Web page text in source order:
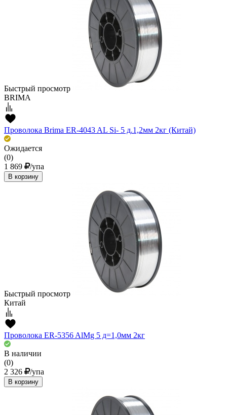
Быстрый просмотр
BRIMA
Проволока Brima ER-4043 AL Si- 5 д.1,2мм 2кг (Китай)
Ожидается
(0)
1 869
/упа
В корзину
Быстрый просмотр
Китай
Проволока ER-5356 AlMg 5 д=1,0мм 2кг
В наличии
(0)
2 326
/упа
В корзину